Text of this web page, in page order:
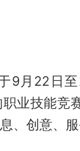
9月22日
业技能竞
、创意、服